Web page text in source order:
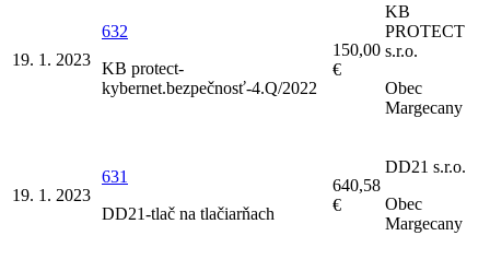
19. 1. 2023
632
KB protect-
kybernet.bezpečnosť-4.Q/2022
150,00
€
KB
PROTECT
s.r.o.
Obec
Margecany
19. 1. 2023
631
DD21-tlač na tlačiarňach
640,58
€
DD21 s.r.o.
Obec
Margecany